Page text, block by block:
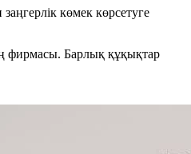
көмек көрсетуге
фирмасы. Барлық құқықтар